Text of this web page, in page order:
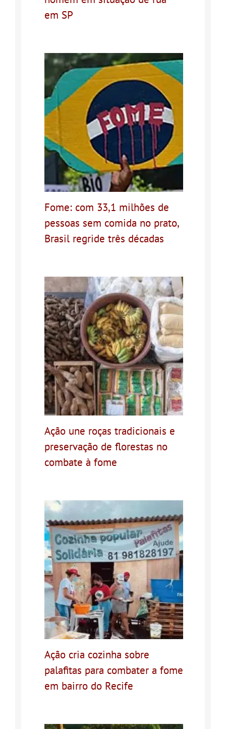
em SP
Fome: com 33,1 milhões de
pessoas sem comida no prato,
Brasil regride três décadas
Ação une roças tradicionais e
preservação de florestas no
combate à fome
Ação cria cozinha sobre
palafitas para combater a fome
em bairro do Recife